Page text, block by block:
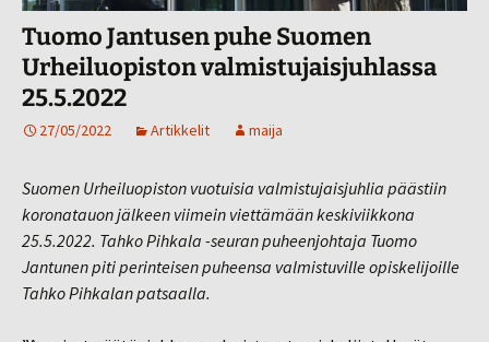
Tuomo Jantusen puhe Suomen
Urheiluopiston valmistujaisjuhlassa
25.5.2022
27/05/2022 Artikkelit maija
Suomen Urheiluopiston vuotuisia valmistujaisjuhlia päästiin
koronatauon jälkeen viimein viettämään keskiviikkona
25.5.2022. Tahko Pihkala -seuran puheenjohtaja Tuomo
Jantunen piti perinteisen puheensa valmistuville opiskelijoille
Tahko Pihkalan patsaalla.